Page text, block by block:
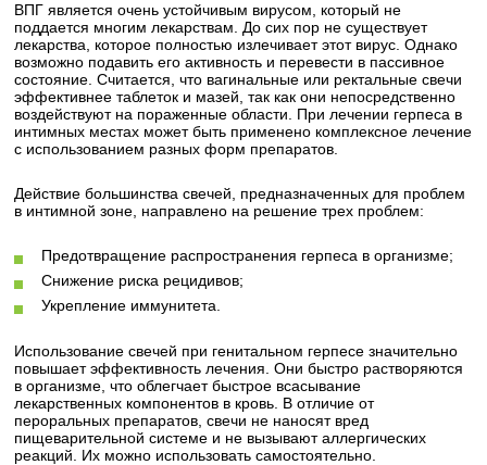
ВПГ является очень устойчивым вирусом, который не
поддается многим лекарствам. До сих пор не существует
лекарства, которое полностью излечивает этот вирус. Однако
возможно подавить его активность и перевести в пассивное
состояние. Считается, что вагинальные или ректальные свечи
эффективнее таблеток и мазей, так как они непосредственно
воздействуют на пораженные области. При лечении герпеса в
интимных местах может быть применено комплексное лечение
с использованием разных форм препаратов.
Действие большинства свечей, предназначенных для проблем
в интимной зоне, направлено на решение трех проблем:
Предотвращение распространения герпеса в организме;
Снижение риска рецидивов;
Укрепление иммунитета.
Использование свечей при генитальном герпесе значительно
повышает эффективность лечения. Они быстро растворяются
в организме, что облегчает быстрое всасывание
лекарственных компонентов в кровь. В отличие от
пероральных препаратов, свечи не наносят вред
пищеварительной системе и не вызывают аллергических
реакций. Их можно использовать самостоятельно.